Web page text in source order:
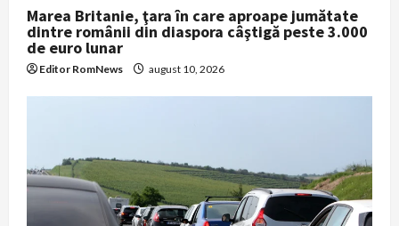
Marea Britanie, ţara în care aproape jumătate
dintre românii din diaspora câştigă peste 3.000
de euro lunar
Editor RomNews august 10, 2026